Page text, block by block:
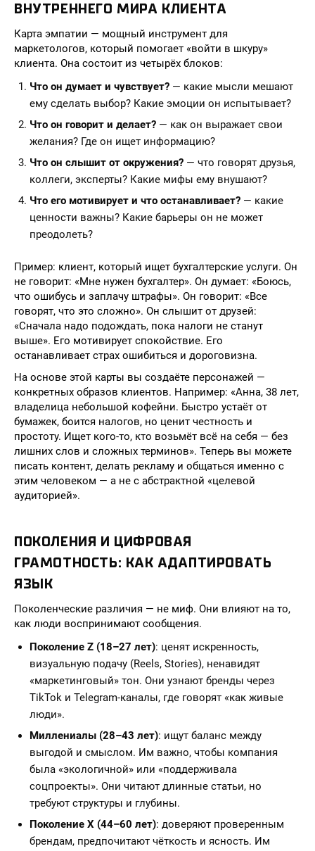
ВНУТРЕННЕГО МИРА КЛИЕНТА
Карта эмпатии — мощный инструмент для
маркетологов, который помогает «войти в шкуру»
клиента. Она состоит из четырёх блоков:
Что он думает и чувствует? — какие мысли мешают
ему сделать выбор? Какие эмоции он испытывает?
Что он говорит и делает? — как он выражает свои
желания? Где он ищет информацию?
Что он слышит от окружения? — что говорят друзья,
коллеги, эксперты? Какие мифы ему внушают?
Что его мотивирует и что останавливает? — какие
ценности важны? Какие барьеры он не может
преодолеть?
Пример: клиент, который ищет бухгалтерские услуги. Он
не говорит: «Мне нужен бухгалтер». Он думает: «Боюсь,
что ошибусь и заплачу штрафы». Он говорит: «Все
говорят, что это сложно». Он слышит от друзей:
«Сначала надо подождать, пока налоги не станут
выше». Его мотивирует спокойствие. Его
останавливает страх ошибиться и дороговизна.
На основе этой карты вы создаёте персонажей —
конкретных образов клиентов. Например: «Анна, 38 лет,
владелица небольшой кофейни. Быстро устаёт от
бумажек, боится налогов, но ценит честность и
простоту. Ищет кого-то, кто возьмёт всё на себя — без
лишних слов и сложных терминов». Теперь вы можете
писать контент, делать рекламу и общаться именно с
этим человеком — а не с абстрактной «целевой
аудиторией».
ПОКОЛЕНИЯ И ЦИФРОВАЯ
ГРАМОТНОСТЬ: КАК АДАПТИРОВАТЬ
ЯЗЫК
Поколенческие различия — не миф. Они влияют на то,
как люди воспринимают сообщения.
Поколение Z (18–27 лет): ценят искренность,
визуальную подачу (Reels, Stories), ненавидят
«маркетинговый» тон. Они узнают бренды через
TikTok и Telegram-каналы, где говорят «как живые
люди».
Миллениалы (28–43 лет): ищут баланс между
выгодой и смыслом. Им важно, чтобы компания
была «экологичной» или «поддерживала
соцпроекты». Они читают длинные статьи, но
требуют структуры и глубины.
Поколение X (44–60 лет): доверяют проверенным
брендам, предпочитают чёткость и ясность. Им